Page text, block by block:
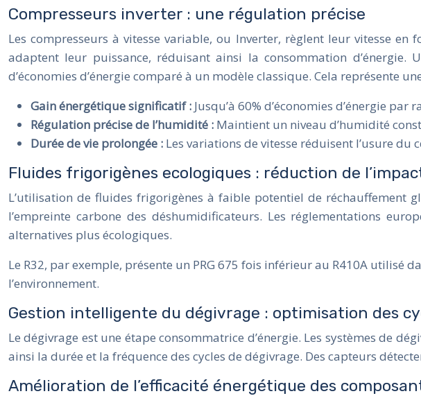
Compresseurs inverter : une régulation précise
Les compresseurs à vitesse variable, ou Inverter, règlent leur vitesse
adaptent leur puissance, réduisant ainsi la consommation d’énergie.
d’économies d’énergie comparé à un modèle classique. Cela représente
Gain énergétique significatif : Jusqu’à 60% d’économies d’énergie
Régulation précise de l’humidité : Maintient un niveau d’humidité
Durée de vie prolongée : Les variations de vitesse réduisent l’usure du
Fluides frigorigènes ecologiques : réduction de
L’utilisation de fluides frigorigènes à faible potentiel de réchauffement
l’empreinte carbone des déshumidificateurs. Les réglementations
alternatives plus écologiques.
Le R32, par exemple, présente un PRG 675 fois inférieur au R410A utilisé
l’environnement.
Gestion intelligente du dégivrage : optimisation des
Le dégivrage est une étape consommatrice d’énergie. Les systèmes de
ainsi la durée et la fréquence des cycles de dégivrage. Des capteurs
Amélioration de l’efficacité énergétique des